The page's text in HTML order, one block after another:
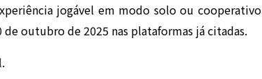
jogável em modo solo ou cooperativo
outubro de 2025 nas plataformas já citadas.
.